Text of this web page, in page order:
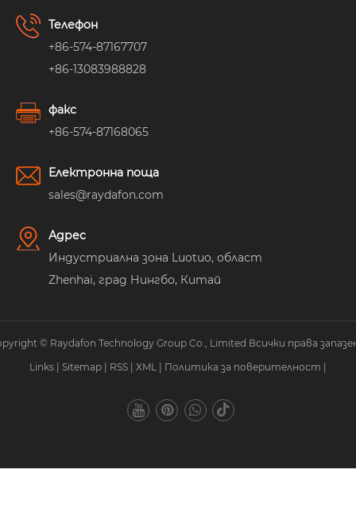
Телефон
+86-574-87167707
+86-13083988828
факс
+86-574-87168065
Електронна поща
sales@raydafon.com
Адрес
Индустриална зона Luotuo, област
Zhenhai, град Нингбо, Китай
© Raydafon Technology Group Co., Limited Всички права
Links
Sitemap RSS XML Политика за поверителност